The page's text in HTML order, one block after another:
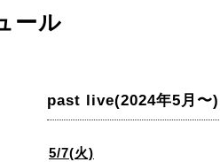
ール
past live(2024年5月〜)
5/7(火)